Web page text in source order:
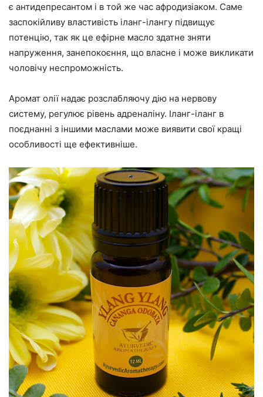
є антидепресантом і в той же час афродизіаком. Саме
заспокійливу властивість іланг-ілангу підвищує
потенцію, так як це ефірне масло здатне зняти
напруження, занепокоєння, що власне і може викликати
чоловічу неспроможність.
Аромат олії надає розслабляючу дію на нервову
систему, регулює рівень адреналіну. Іланг-іланг в
поєднанні з іншими маслами може виявити свої кращі
особливості ще ефективніше.